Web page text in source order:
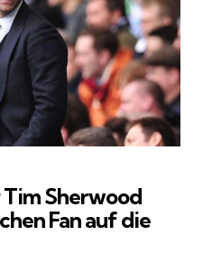
Sherwood
Fan auf die